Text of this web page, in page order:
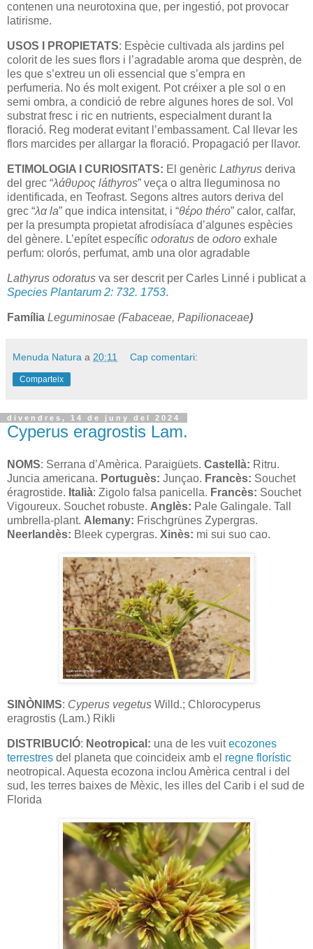
contenen una neurotoxina que, per ingestió, pot provocar
latirisme.
USOS I PROPIETATS: Espècie cultivada als jardins pel
colorit de les sues flors i l’agradable aroma que desprèn, de
les que s’extreu un oli essencial que s’empra en
perfumeria. No és molt exigent. Pot créixer a ple sol o en
semi ombra, a condició de rebre algunes hores de sol. Vol
substrat fresc i ric en nutrients, especialment durant la
floració. Reg moderat evitant l’embassament. Cal llevar les
flors marcides per allargar la floració. Propagació per llavor.
ETIMOLOGIA I CURIOSITATS: El genèric Lathyrus deriva
del grec “λάθυρος láthyros” veça o altra lleguminosa no
identificada, en Teofrast. Segons altres autors deriva del
grec “λα la” que indica intensitat, i “θέρο théro” calor, calfar,
per la presumpta propietat afrodisíaca d’algunes espècies
del gènere. L’epítet específic odoratus de odoro exhale
perfum: olorós, perfumat, amb una olor agradable
Lathyrus odoratus va ser descrit per Carles Linné i publicat a
Species Plantarum 2: 732. 1753.
Família Leguminosae (Fabaceae, Papilionaceae)
Menuda Natura a 20:11 Cap comentari:
Comparteix
divendres, 14 de juny del 2024
Cyperus eragrostis Lam.
NOMS: Serrana d’Amèrica. Paraigüets. Castellà: Ritru.
Juncia americana. Portuguès: Junçao. Francès: Souchet
éragrostide. Italià: Zigolo falsa panicella. Francès: Souchet
Vigoureux. Souchet robuste. Anglès: Pale Galingale. Tall
umbrella-plant. Alemany: Frischgrünes Zypergras.
Neerlandès: Bleek cypergras. Xinès: mi sui suo cao.
SINÒNIMS: Cyperus vegetus Willd.; Chlorocyperus
eragrostis (Lam.) Rikli
DISTRIBUCIÓ: Neotropical: una de les vuitecozones
terrestres del planeta que coincideix amb el regne florístic
neotropical. Aquesta ecozona inclou Amèrica central i del
sud, les terres baixes de Mèxic, les illes del Carib i el sud de
Florida